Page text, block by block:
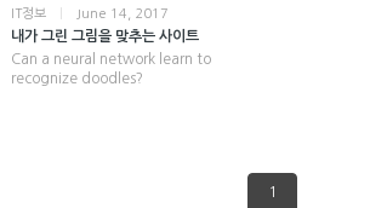
IT정보 June 14, 2017
내가 그린 그림을 맞추는 사이트
Can a neural network learn to
recognize doodles?
1